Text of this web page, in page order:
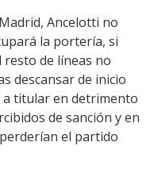
Ancelotti no
la portería, si
resto de líneas no
descansar de inicio
a titular en detrimento
de sanción y en
el partido